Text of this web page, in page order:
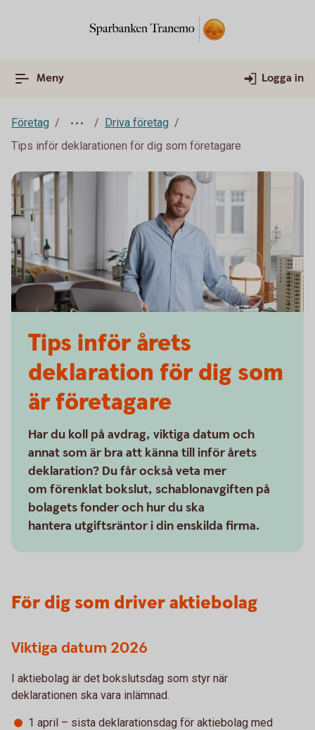
Meny Logga in
Företag
Driva företag
Tips inför deklarationen för dig som företagare
Tips inför årets
deklaration för dig som
är företagare
Har du koll på avdrag, viktiga datum och
annat som är bra att känna till inför årets
deklaration? Du får också veta mer
om förenklat bokslut, schablonavgiften på
bolagets fonder och hur du ska
hantera utgiftsräntor i din enskilda firma.
För dig som driver aktiebolag
Viktiga datum 2026
I aktiebolag är det bokslutsdag som styr när
deklarationen ska vara inlämnad.
1 april – sista deklarationsdag för aktiebolag med